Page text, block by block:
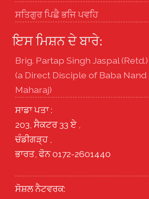
ਸਤਿਗੁਰ ਪਿਛੈ ਭਜਿ ਪਵਹਿ
ਇਸ ਮਿਸ਼ਨ ਦੇ ਬਾਰੇ:
Brig. Partap Singh Jaspal (Retd.)
(a Direct Disciple of Baba Nand
Maharaj)
ਸਾਡਾ ਪਤਾ :
203, ਸੈਕਟਰ 33 ਏ ,
ਚੰਡੀਗੜ੍ਹ ,
ਭਾਰਤ, ਫੋਨ 0172-2601440
ਸੋਸ਼ਲ ਨੈਟਵਰਕ: